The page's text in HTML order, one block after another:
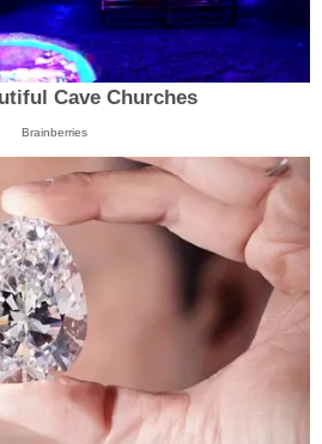
Cave Churches
Brainberries